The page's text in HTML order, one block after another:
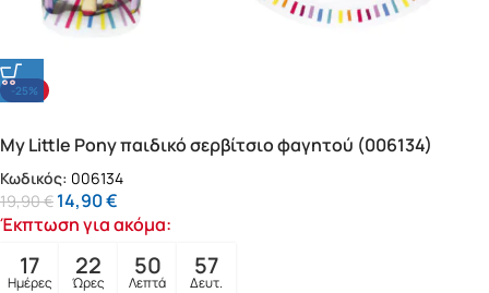
-25%
My Little Pony παιδικό σερβίτσιο φαγητού (006134)
Κωδικός: 006134
19,90€ 14,90€
Έκπτωση για ακόμα:
17
Ημέρες
22
Ώρες
50
Λεπτά
57
Δευτ.